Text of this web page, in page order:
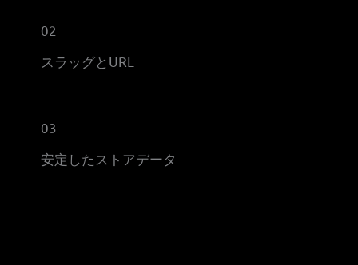
02
スラッグとURL
03
安定したストアデータ